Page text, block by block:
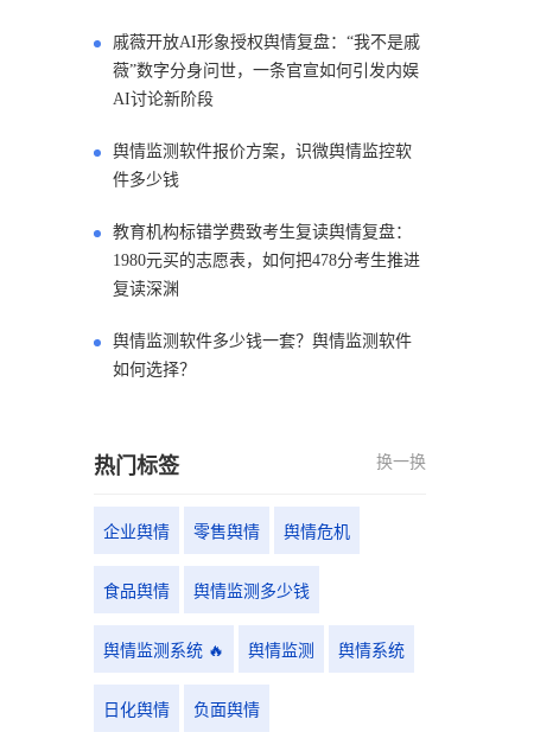
戚薇开放AI形象授权舆情复盘：“我不是戚
薇”数字分身问世，一条官宣如何引发内娱
AI讨论新阶段
舆情监测软件报价方案，识微舆情监控软
件多少钱
教育机构标错学费致考生复读舆情复盘：
1980元买的志愿表，如何把478分考生推进
复读深渊
舆情监测软件多少钱一套？舆情监测软件
如何选择？
热门标签 换一换
企业舆情 零售舆情 舆情危机
食品舆情 舆情监测多少钱
舆情监测系统 🔥 舆情监测 舆情系统
日化舆情 负面舆情